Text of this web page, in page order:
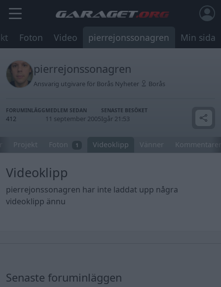
Foton Video pierrejonssonagren Min sida
pierrejonssonagren
Ansvarig utgivare för Borås Nyheter Borås
FORUMINLÄGG
412
MEDLEM SEDAN
11 september 2005
SENASTE BESÖKET
Igår 21:53
Projekt Foton 1 Videoklipp Vänner Kommentarer
Videoklipp
pierrejonssonagren har inte laddat upp några
videoklipp ännu
Senaste foruminläggen